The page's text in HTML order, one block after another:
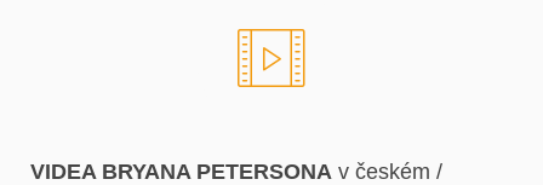
VIDEA BRYANA PETERSONA v českém /